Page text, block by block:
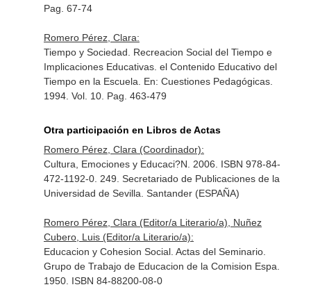
Pag. 67-74
Romero Pérez, Clara:
Tiempo y Sociedad. Recreacion Social del Tiempo e
Implicaciones Educativas. el Contenido Educativo del
Tiempo en la Escuela. En: Cuestiones Pedagógicas.
1994. Vol. 10. Pag. 463-479
Otra participación en Libros de Actas
Romero Pérez, Clara (Coordinador):
Cultura, Emociones y Educaci?N. 2006. ISBN 978-84-
472-1192-0. 249. Secretariado de Publicaciones de la
Universidad de Sevilla. Santander (ESPAÑA)
Romero Pérez, Clara (Editor/a Literario/a), Nuñez
Cubero, Luis (Editor/a Literario/a):
Educacion y Cohesion Social. Actas del Seminario.
Grupo de Trabajo de Educacion de la Comision Espa.
1950. ISBN 84-88200-08-0